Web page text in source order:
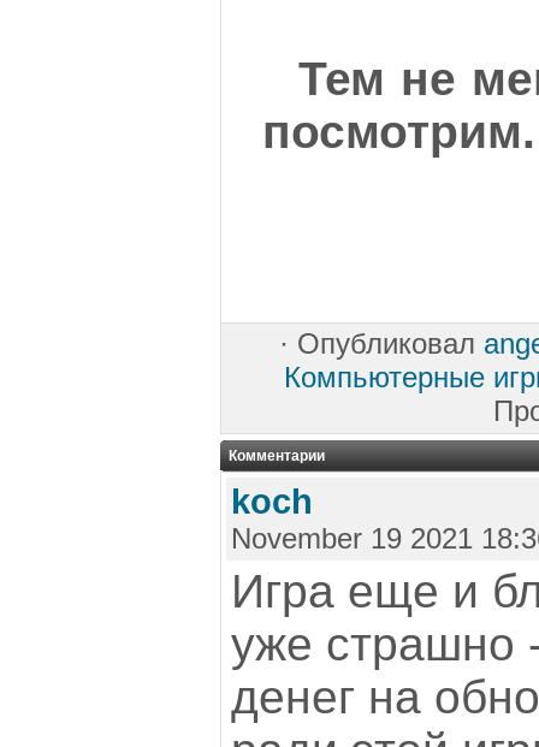
Тем не
посмотрим.
· Опубликовал
Компьютерные
Комментарии
koch
November 19 2021
Игра еще и
уже страшно
денег на